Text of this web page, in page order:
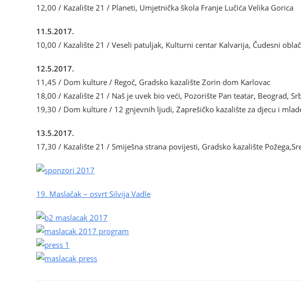
12,00 / Kazalište 21 / Planeti, Umjetnička škola Franje Lučića Velika Gorica
11.5.2017.
10,00 / Kazalište 21 / Veseli patuljak, Kulturni centar Kalvarija, Čudesni
12.5.2017.
11,45 / Dom kulture / Regoč, Gradsko kazalište Zorin dom Karlovac
18,00 / Kazalište 21 / Naš je uvek bio veći, Pozorište Pan teatar, Beograd,
19,30 / Dom kulture / 12 gnjevnih ljudi, Zaprešičko kazalište za djecu i
13.5.2017.
17,30 / Kazalište 21 / Smiješna strana povijesti, Gradsko kazalište
19. Maslačak – osvrt Silvija Vadle